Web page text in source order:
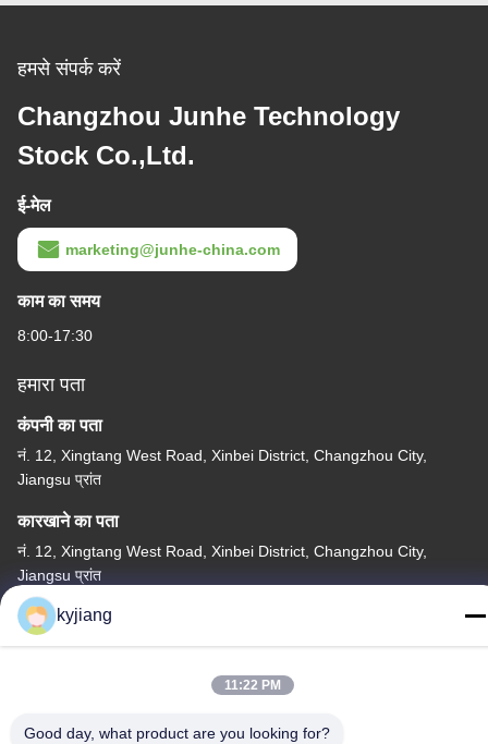
हमसे संपर्क करें
Changzhou Junhe Technology
Stock Co.,Ltd.
ई-मेल
marketing@junhe-china.com
काम का समय
8:00-17:30
हमारा पता
कंपनी का पता
नं. 12, Xingtang West Road, Xinbei District, Changzhou City,
Jiangsu प्रांत
कारखाने का पता
नं. 12, Xingtang West Road, Xinbei District, Changzhou City,
Jiangsu प्रांत
टेलीफोन
86-133-8280-7820
kyjiang
11:22 PM
Good day, what product are you looking for?